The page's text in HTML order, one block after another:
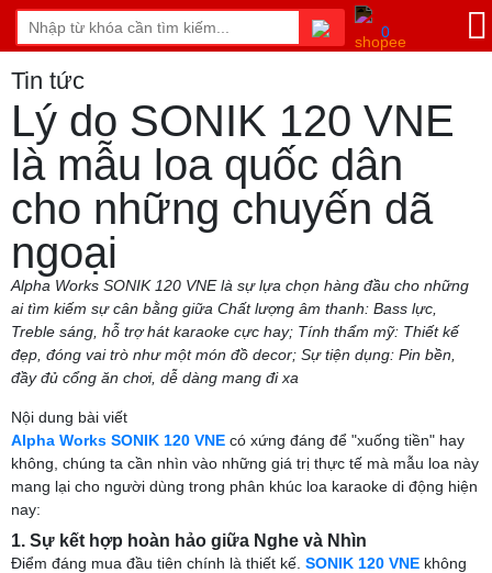
0
Tin tức
Lý do SONIK 120 VNE
là mẫu loa quốc dân
cho những chuyến dã
ngoại
Alpha Works SONIK 120 VNE là sự lựa chọn hàng đầu cho những
ai tìm kiếm sự cân bằng giữa Chất lượng âm thanh: Bass lực,
Treble sáng, hỗ trợ hát karaoke cực hay; Tính thẩm mỹ: Thiết kế
đẹp, đóng vai trò như một món đồ decor; Sự tiện dụng: Pin bền,
đầy đủ cổng ăn chơi, dễ dàng mang đi xa
Nội dung bài viết
Alpha Works SONIK 120 VNE có xứng đáng để "xuống tiền" hay
không, chúng ta cần nhìn vào những giá trị thực tế mà mẫu loa này
mang lại cho người dùng trong phân khúc loa karaoke di động hiện
nay:
1. Sự kết hợp hoàn hảo giữa Nghe và Nhìn
Điểm đáng mua đầu tiên chính là thiết kế. SONIK 120 VNE không